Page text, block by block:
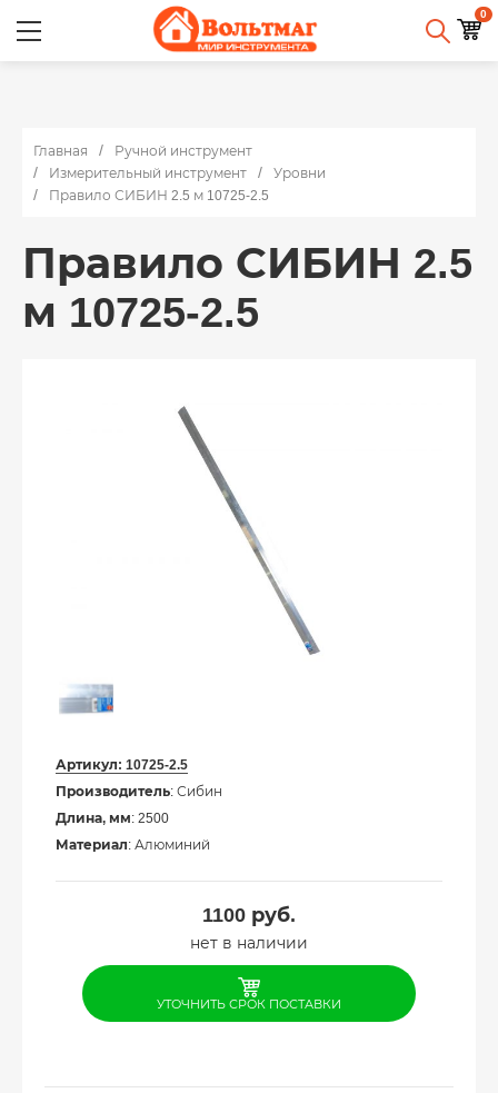
0
Главная
Ручной инструмент
Измерительный инструмент
Уровни
Правило СИБИН 2.5 м 10725-2.5
Правило СИБИН 2.5
м 10725-2.5
Артикул: 10725-2.5
Производитель: Сибин
Длина, мм: 2500
Материал: Алюминий
1100 руб.
нет в наличии
УТОЧНИТЬ СРОК ПОСТАВКИ